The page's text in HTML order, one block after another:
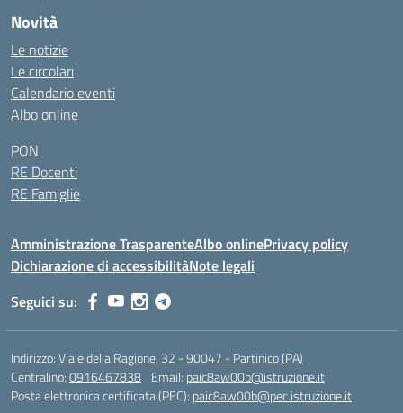
Novità
Le notizie
Le circolari
Calendario eventi
Albo online
PON
RE Docenti
RE Famiglie
Amministrazione TrasparenteAlbo onlinePrivacy policy
Dichiarazione di accessibilitàNote legali
Seguici su:
Indirizzo:Viale della Ragione, 32 - 90047 - Partinico (PA)
Centralino:0916467838 Email: paic8aw00b@istruzione.it
Posta elettronica certificata (PEC): paic8aw00b@pec.istruzione.it